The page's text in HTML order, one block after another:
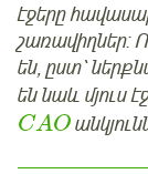
էջերը
շառավիղներ:
են, ըստ՝
են նաև մյուս
CAO